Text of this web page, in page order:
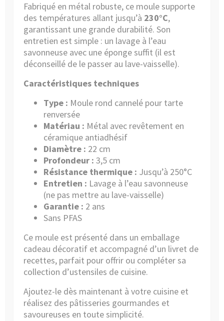
Fabriqué en métal robuste, ce moule supporte
des températures allant jusqu’à 230°C,
garantissant une grande durabilité. Son
entretien est simple : un lavage à l’eau
savonneuse avec une éponge suffit (il est
déconseillé de le passer au lave-vaisselle).
Caractéristiques techniques
Type : Moule rond cannelé pour tarte
renversée
Matériau : Métal avec revêtement en
céramique antiadhésif
Diamètre : 22 cm
Profondeur : 3,5 cm
Résistance thermique : Jusqu’à 250°C
Entretien : Lavage à l’eau savonneuse
(ne pas mettre au lave-vaisselle)
Garantie : 2 ans
Sans PFAS
Ce moule est présenté dans un emballage
cadeau décoratif et accompagné d’un livret de
recettes, parfait pour offrir ou compléter sa
collection d’ustensiles de cuisine.
Ajoutez-le dès maintenant à votre cuisine et
réalisez des pâtisseries gourmandes et
savoureuses en toute simplicité.